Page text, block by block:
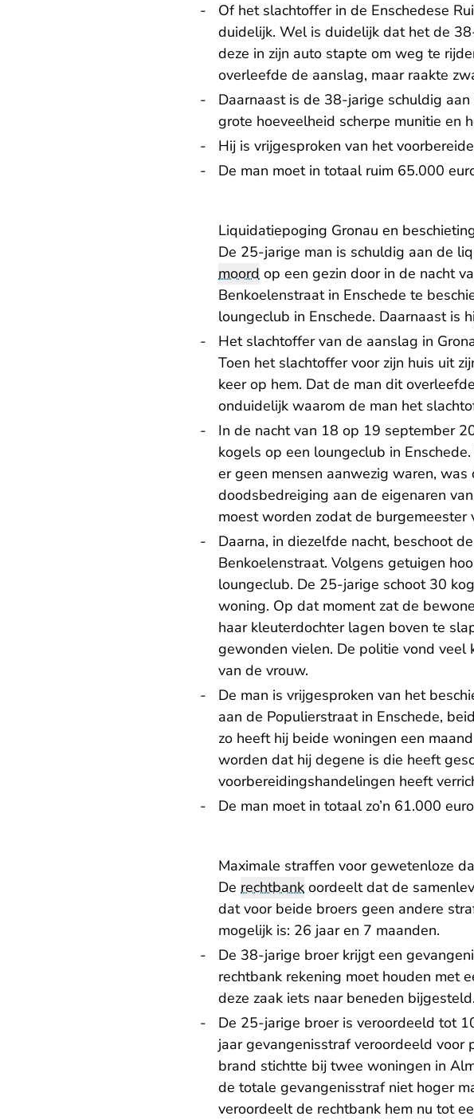
Of het slachtoffer in de Enschedese
duidelijk. Wel is duidelijk dat het de
deze in zijn auto stapte om weg te
overleefde de aanslag, maar raakte
Daarnaast is de 38-jarige schuldig
grote hoeveelheid scherpe munitie en
Hij is vrijgesproken van het
De man moet in totaal ruim 65.000
Liquidatiepoging Gronau en
De 25-jarige man is schuldig aan de
moord op een gezin door in de nacht
Benkoelenstraat in Enschede te
loungeclub in Enschede. Daarnaast is
Het slachtoffer van de aanslag in
Toen het slachtoffer voor zijn huis uit
keer op hem. Dat de man dit
onduidelijk waarom de man het
In de nacht van 18 op 19 september
kogels op een loungeclub in
er geen mensen aanwezig waren,
doodsbedreiging aan de eigenaren
moest worden zodat de burgemeester
Daarna, in diezelfde nacht, beschoot
Benkoelenstraat. Volgens getuigen
loungeclub. De 25-jarige schoot 30
woning. Op dat moment zat de
haar kleuterdochter lagen boven te
gewonden vielen. De politie vond
van de vrouw.
De man is vrijgesproken van het
aan de Populierstraat in Enschede,
zo heeft hij beide woningen een
worden dat hij degene is die heeft
voorbereidingshandelingen heeft
De man moet in totaal zo’n 61.000
Maximale straffen voor gewetenloze
De rechtbank oordeelt dat de
dat voor beide broers geen andere
mogelijk is: 26 jaar en 7 maanden.
De 38-jarige broer krijgt een
rechtbank rekening moet houden met
deze zaak iets naar beneden bijgesteld.
De 25-jarige broer is veroordeeld tot
jaar gevangenisstraf veroordeeld voor
brand stichtte bij twee woningen in
de totale gevangenisstraf niet hoger
veroordeelt de rechtbank hem nu tot